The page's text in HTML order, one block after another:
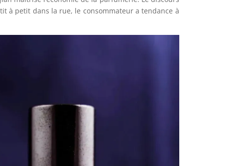
à petit dans la rue, le consommateur a tendance à